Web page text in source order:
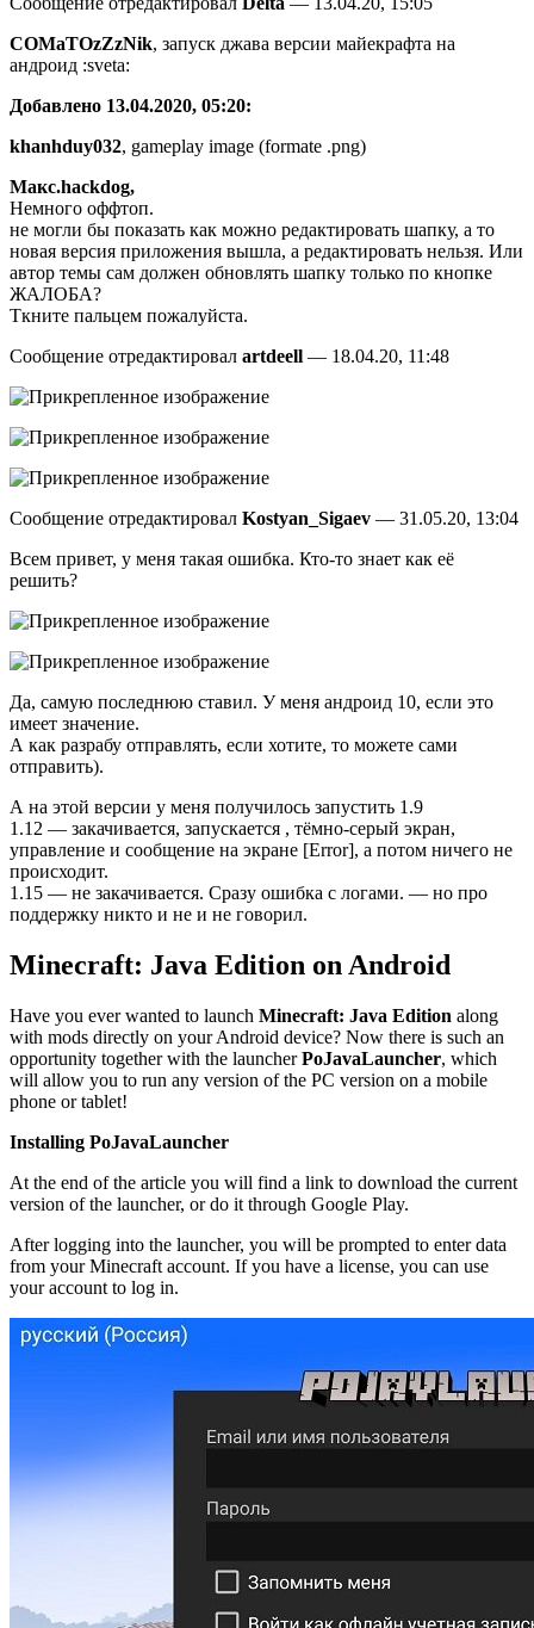
COMaTOzZzNik, запуск джава версии майекрафта на
андроид :sveta:
Добавлено 13.04.2020, 05:20:
khanhduy032, gameplay image (formate .png)
Макс.hackdog,
Немного оффтоп.
не могли бы показать как можно редактировать шапку, а то
новая версия приложения вышла, а редактировать нельзя. Или
автор темы сам должен обновлять шапку только по кнопке
ЖАЛОБА?
Ткните пальцем пожалуйста.
Сообщение отредактировал artdeell — 18.04.20, 11:48
Сообщение отредактировал Kostyan_Sigaev — 31.05.20, 13:04
Всем привет, у меня такая ошибка. Кто-то знает как её
решить?
Да, самую последнюю ставил. У меня андроид 10, если это
имеет значение.
А как разрабу отправлять, если хотите, то можете сами
отправить).
А на этой версии у меня получилось запустить 1.9
1.12 — закачивается, запускается , тёмно-серый экран,
управление и сообщение на экране [Error], а потом ничего не
происходит.
1.15 — не закачивается. Сразу ошибка с логами. — но про
поддержку никто и не и не говорил.
Minecraft: Java Edition on Android
Have you ever wanted to launch Minecraft: Java Edition along
with mods directly on your Android device? Now there is such an
opportunity together with the launcherPoJavaLauncher, which
will allow you to run any version of the PC version on a mobile
phone or tablet!
Installing PoJavaLauncher
At the end of the article you will find a link to download the current
version of the launcher, or do it through Google Play.
After logging into the launcher, you will be prompted to enter data
from your Minecraft account. If you have a license, you can use
your account to log in.